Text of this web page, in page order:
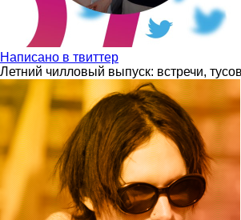
Написано в твиттер
Летний чилловый выпуск: встречи,